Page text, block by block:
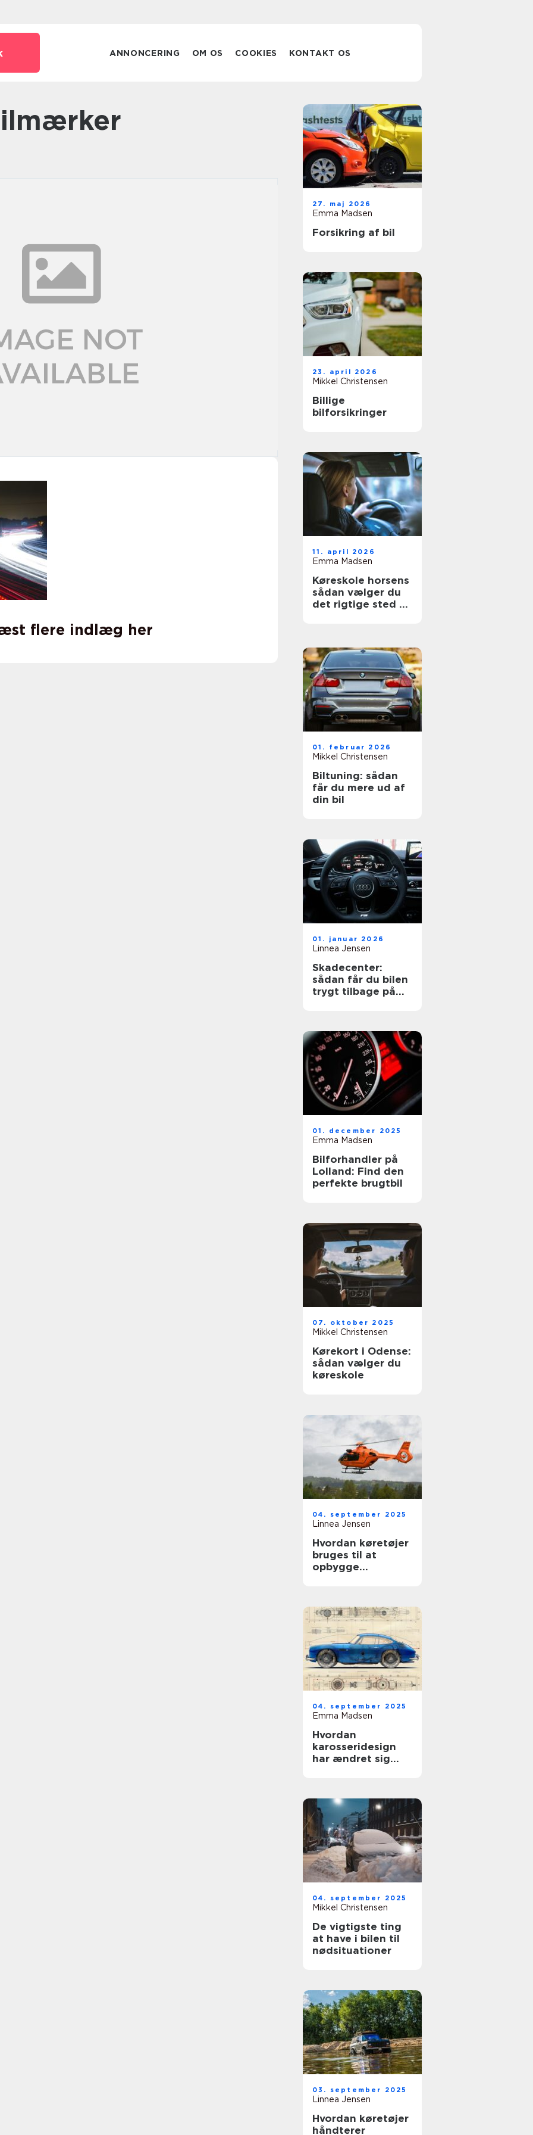
ANNONCERING OM OS COOKIES KONTAKT OS
flere indlæg her
27. maj 2026
Emma Madsen
Forsikring af bil
23. april 2026
Mikkel Christensen
Billige
bilforsikringer
11. april 2026
Emma Madsen
Køreskole horsens
sådan vælger du
det rigtige sted til
01. februar 2026
Mikkel Christensen
Biltuning: sådan
får du mere ud af
din bil
01. januar 2026
Linnea Jensen
Skadecenter:
sådan får du bilen
trygt tilbage på
01. december 2025
Emma Madsen
Bilforhandler på
Lolland: Find den
perfekte brugtbil
07. oktober 2025
Mikkel Christensen
Kørekort i Odense:
sådan vælger du
køreskole
04. september 2025
Linnea Jensen
Hvordan køretøjer
bruges til at
opbygge
04. september 2025
Emma Madsen
Hvordan
karosseridesign
har ændret sig
04. september 2025
Mikkel Christensen
De vigtigste ting
at have i bilen til
nødsituationer
03. september 2025
Linnea Jensen
Hvordan køretøjer
håndterer